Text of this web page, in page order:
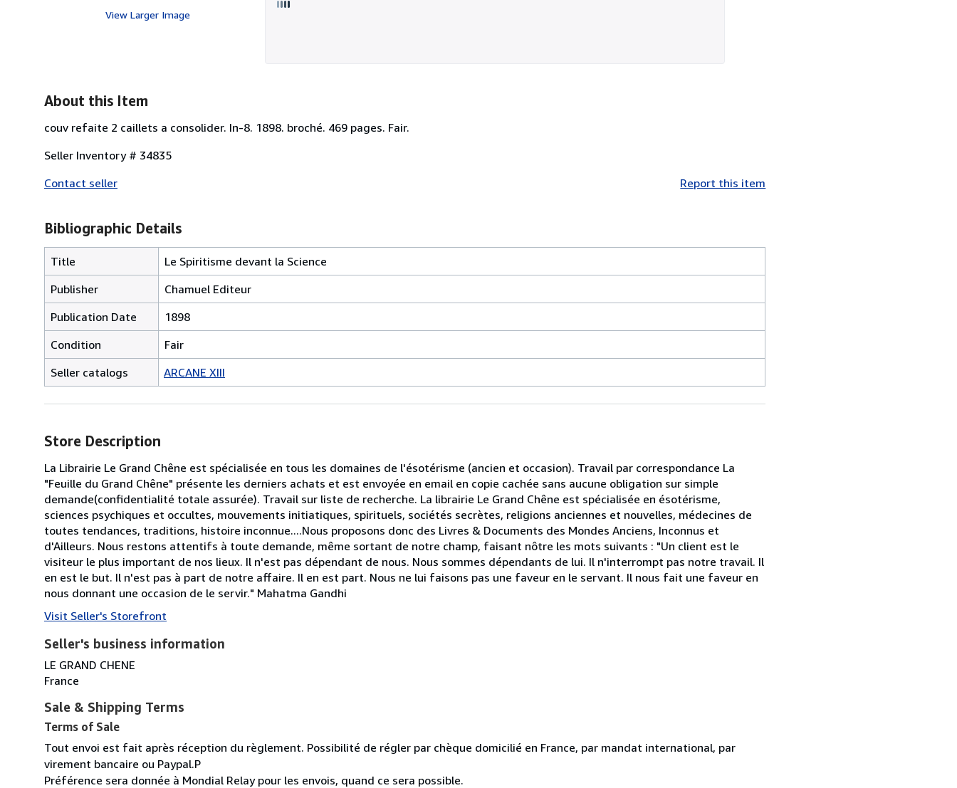
View Larger Image
About this Item
couv refaite 2 caillets a consolider. In-8. 1898. broché. 469 pages. Fair.
Seller Inventory # 34835
Contact seller
Report this item
Bibliographic Details
Title
Le Spiritisme devant la Science
Publisher
Chamuel Editeur
Publication Date
1898
Condition
Fair
Seller catalogs
ARCANE XIII
Store Description
La Librairie Le Grand Chêne est spécialisée en tous les domaines de l'ésotérisme (ancien et occasion). Travail par correspondance La
"Feuille du Grand Chêne" présente les derniers achats et est envoyée en email en copie cachée sans aucune obligation sur simple
demande(confidentialité totale assurée). Travail sur liste de recherche. La librairie Le Grand Chêne est spécialisée en ésotérisme,
sciences psychiques et occultes, mouvements initiatiques, spirituels, sociétés secrètes, religions anciennes et nouvelles, médecines de
toutes tendances, traditions, histoire inconnue....Nous proposons donc des Livres & Documents des Mondes Anciens, Inconnus et
d'Ailleurs. Nous restons attentifs à toute demande, même sortant de notre champ, faisant nôtre les mots suivants : "Un client est le
visiteur le plus important de nos lieux. Il n'est pas dépendant de nous. Nous sommes dépendants de lui. Il n'interrompt pas notre travail. Il
en est le but. Il n'est pas à part de notre affaire. Il en est part. Nous ne lui faisons pas une faveur en le servant. Il nous fait une faveur en
nous donnant une occasion de le servir." Mahatma Gandhi
Visit Seller's Storefront
Seller's business information
LE GRAND CHENE
France
Sale & Shipping Terms
Terms of Sale
Tout envoi est fait après réception du règlement. Possibilité de régler par chèque domicilié en France, par mandat international, par
virement bancaire ou Paypal.P
Préférence sera donnée à Mondial Relay pour les envois, quand ce sera possible.